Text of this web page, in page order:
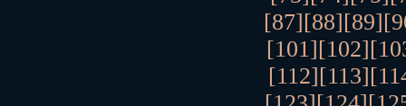
[87][88][89]
[101][102]
[112][113]